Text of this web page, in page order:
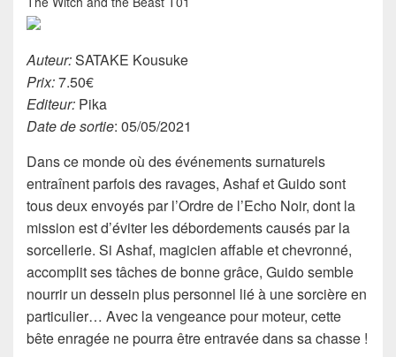
Auteur:SATAKE Kousuke
Prix:7.50€
Editeur: Pika
Date de sortie: 05/05/2021
Dans ce monde où des événements surnaturels
entraînent parfois des ravages, Ashaf et Guido sont
tous deux envoyés par l’Ordre de l’Echo Noir, dont la
mission est d’éviter les débordements causés par la
sorcellerie. Si Ashaf, magicien affable et chevronné,
accomplit ses tâches de bonne grâce, Guido semble
nourrir un dessein plus personnel lié à une sorcière en
particulier… Avec la vengeance pour moteur, cette
bête enragée ne pourra être entravée dans sa chasse !